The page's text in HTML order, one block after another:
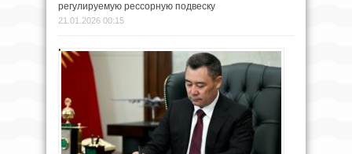
регулируемую рессорную подвеску
21.01.2026 00:15